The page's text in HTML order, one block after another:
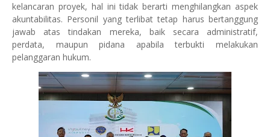
kelancaran proyek, hal ini tidak berarti menghilangkan aspek
akuntabilitas. Personil yang terlibat tetap harus bertanggung
jawab atas tindakan mereka, baik secara administratif,
perdata, maupun pidana apabila terbukti melakukan
pelanggaran hukum.